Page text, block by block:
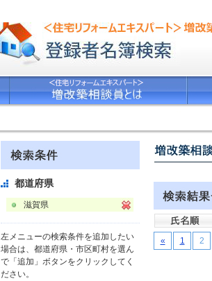
都道府県
滋賀県
左メニューの検索条件を追加したい
場合は、都道府県・市区町村を選ん
で「追加」ボタンをクリックしてく
ださい。
« 1 2